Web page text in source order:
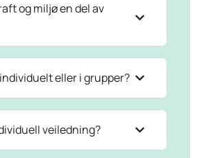
og miljø en del av
eller i grupper?
veiledning?